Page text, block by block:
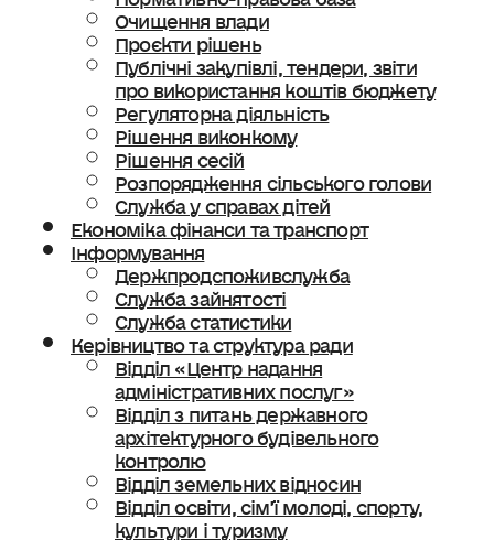
Очищення влади
Проєкти рішень
Публічні закупівлі, тендери, звіти
про використання коштів бюджету
Регуляторна діяльність
Рішення виконкому
Рішення сесій
Розпорядження сільського голови
Служба у справах дітей
Економіка фінанси та транспорт
Інформування
Держпродспоживслужба
Служба зайнятості
Служба статистики
Керівництво та структура ради
Відділ «Центр надання
адміністративних послуг»
Відділ з питань державного
архітектурного будівельного
контролю
Відділ земельних відносин
Відділ освіти, сімʼї молоді, спорту,
культури і туризму